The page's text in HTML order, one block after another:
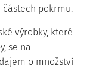
částech pokrmu.
výrobky, které
se na
o množství